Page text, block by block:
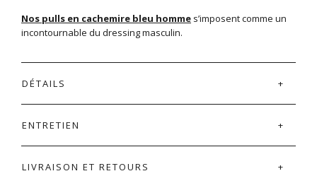
Nos pulls en cachemire bleu homme s’imposent comme un
incontournable du dressing masculin.
DÉTAILS
ENTRETIEN
LIVRAISON ET RETOURS